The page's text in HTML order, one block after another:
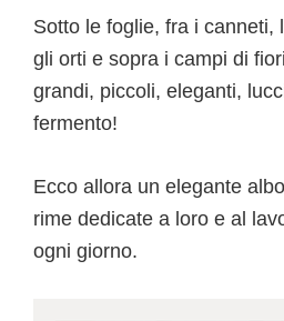
Sotto le foglie, fra i canneti,
gli orti e sopra i campi di
grandi, piccoli, eleganti,
fermento!
Ecco allora un elegante
rime dedicate a loro e al
ogni giorno.